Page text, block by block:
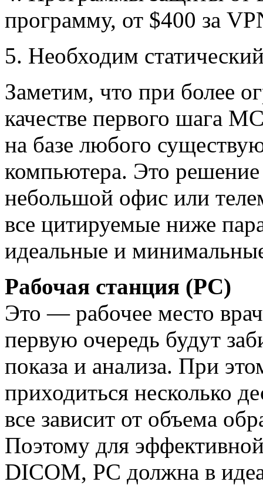
программу, от $400 за
5. Необходим
Заметим, что при более
качестве первого шага
на базе любого
компьютера. Это
небольшой офис или
все цитируемые ниже
идеальные и
Рабочая станция (PC)
Это — рабочее место
первую очередь будут
показа и анализа. При
приходиться несколько
все зависит от объема
Поэтому для
DICOM, PC должна в